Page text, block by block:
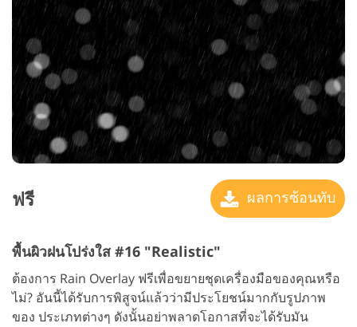
ฟรี ผลการซ้อนทับ
พื้นผิวฝนโปร่งใส #16 "Realistic"
ต้องการ Rain Overlay ฟรีเพื่อขยายชุดเครื่องมือของคุณหรือ
ไม่? อันนี้ได้รับการพิสูจน์แล้วว่ามีประโยชน์มากกับรูปภาพ
ของ ประเภทต่างๆ ดังนั้นอย่าพลาดโอกาสที่จะได้รับมัน